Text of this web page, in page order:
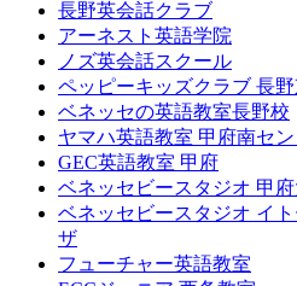
長野英会話クラブ
アーネスト英語学院
ノズ英会話スクール
ペッピーキッズクラブ 長
ベネッセの英語教室長野校
ヤマハ英語教室 甲府南セ
GEC英語教室 甲府
ベネッセビースタジオ 甲
ベネッセビースタジオ イ
ザ
フューチャー英語教室